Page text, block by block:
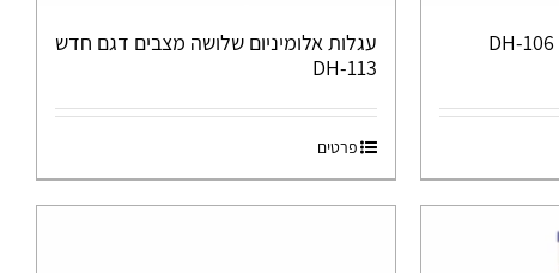
עגלות אלומיניום שלושה מצבים דגם חדש
DH-113
פרטים